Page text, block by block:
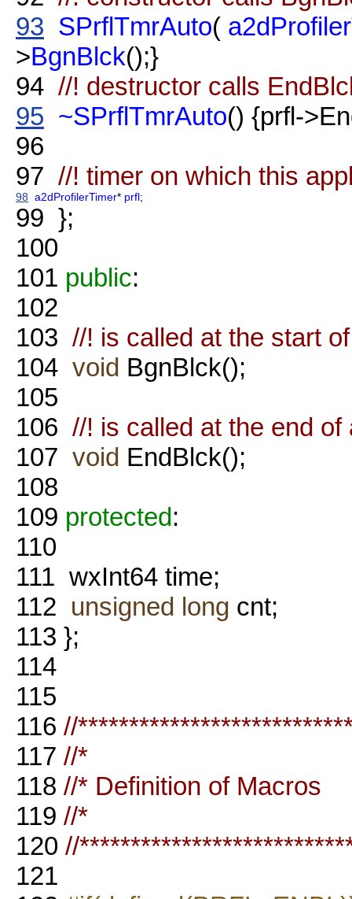
93 SPrflTmrAuto(
>BgnBlck();}
94 //! destructor calls
95 ~SPrflTmrAuto() {prfl-
96
97 //! timer on which this
98 a2dProfilerTimer* prfl ;
99 };
100
101 public:
102
103 //! is called at the start
104 void BgnBlck();
105
106 //! is called at the end of
107 void EndBlck();
108
109 protected:
110
111 wxInt64 time;
112 unsigned long cnt;
113 };
114
115
116 //
117 //*
118 //* Definition of Macros
119 //*
120 //
121